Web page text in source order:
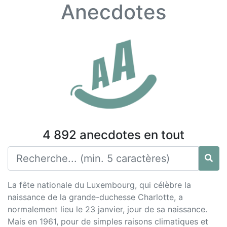
Anecdotes
4 892 anecdotes en tout
La fête nationale du Luxembourg, qui célèbre la
naissance de la grande-duchesse Charlotte, a
normalement lieu le 23 janvier, jour de sa naissance.
Mais en 1961, pour de simples raisons climatiques et